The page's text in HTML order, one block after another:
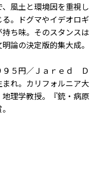
風土と環境因を重視し
。ドグマやイデオロギ
ち味。そのスタンスは
論の決定版的集大成。
５円／Ｊａｒｅｄ Ｄ
れ。カリフォルニア大
理学教授。『銃・病原